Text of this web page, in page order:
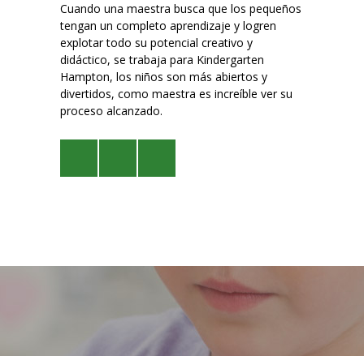
Cuando una maestra busca que los pequeños
tengan un completo aprendizaje y logren
explotar todo su potencial creativo y
didáctico, se trabaja para Kindergarten
Hampton, los niños son más abiertos y
divertidos, como maestra es increíble ver su
proceso alcanzado.